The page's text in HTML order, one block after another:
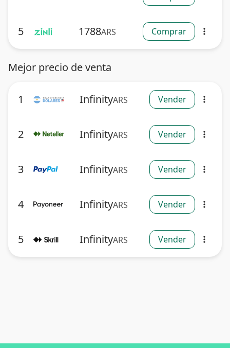
5 1788ARS Comprar more_vert
Mejor precio de venta
1 InfinityARS Vender more_vert
2 InfinityARS Vender more_vert
3 InfinityARS Vender more_vert
4 InfinityARS Vender more_vert
5 InfinityARS Vender more_vert